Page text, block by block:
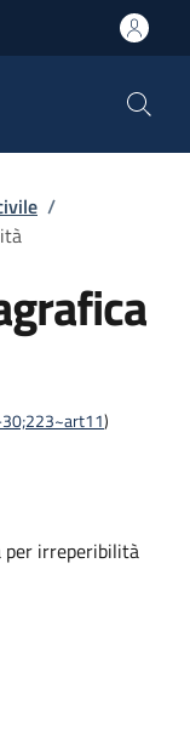
/
)
per irreperibilità